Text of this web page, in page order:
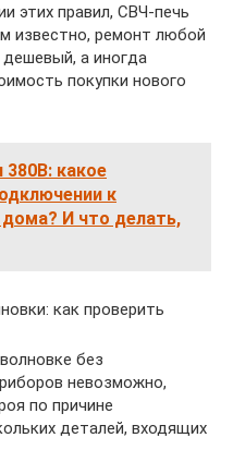
этих правил, СВЧ-печь
известно, ремонт любой
дешевый, а иногда
покупки нового
380В: какое
к
И что делать,
как проверить
без
невозможно,
по причине
деталей, входящих